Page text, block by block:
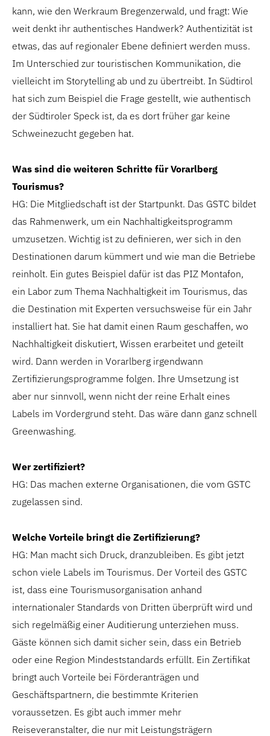
kann, wie den Werkraum Bregenzerwald, und fragt: Wie
weit denkt ihr authentisches Handwerk? Authentizität ist
etwas, das auf regionaler Ebene definiert werden muss.
Im Unterschied zur touristischen Kommunikation, die
vielleicht im Storytelling ab und zu übertreibt. In Südtirol
hat sich zum Beispiel die Frage gestellt, wie authentisch
der Südtiroler Speck ist, da es dort früher gar keine
Schweinezucht gegeben hat.
Was sind die weiteren Schritte für Vorarlberg
Tourismus?
HG: Die Mitgliedschaft ist der Startpunkt. Das GSTC bildet
das Rahmenwerk, um ein Nachhaltigkeitsprogramm
umzusetzen. Wichtig ist zu definieren, wer sich in den
Destinationen darum kümmert und wie man die Betriebe
reinholt. Ein gutes Beispiel dafür ist das PIZ Montafon,
ein Labor zum Thema Nachhaltigkeit im Tourismus, das
die Destination mit Experten versuchsweise für ein Jahr
installiert hat. Sie hat damit einen Raum geschaffen, wo
Nachhaltigkeit diskutiert, Wissen erarbeitet und geteilt
wird. Dann werden in Vorarlberg irgendwann
Zertifizierungsprogramme folgen. Ihre Umsetzung ist
aber nur sinnvoll, wenn nicht der reine Erhalt eines
Labels im Vordergrund steht. Das wäre dann ganz schnell
Greenwashing.
Wer zertifiziert?
HG: Das machen externe Organisationen, die vom GSTC
zugelassen sind.
Welche Vorteile bringt die Zertifizierung?
HG: Man macht sich Druck, dranzubleiben. Es gibt jetzt
schon viele Labels im Tourismus. Der Vorteil des GSTC
ist, dass eine Tourismusorganisation anhand
internationaler Standards von Dritten überprüft wird und
sich regelmäßig einer Auditierung unterziehen muss.
Gäste können sich damit sicher sein, dass ein Betrieb
oder eine Region Mindeststandards erfüllt. Ein Zertifikat
bringt auch Vorteile bei Förderanträgen und
Geschäftspartnern, die bestimmte Kriterien
voraussetzen. Es gibt auch immer mehr
Reiseveranstalter, die nur mit Leistungsträgern